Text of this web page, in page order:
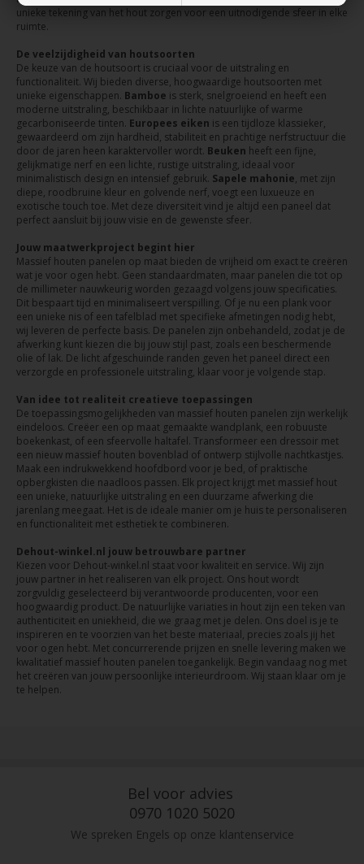
unieke tekening van het hout zorgen voor een uitnodigende sfeer in elke
ruimte.
De veelzijdigheid van houtsoorten
De keuze van de houtsoort is cruciaal voor de uitstraling en
functionaliteit. Wij bieden diverse, hoogwaardige houtsoorten met
unieke eigenschappen. Bamboe is sterk, snelgroeiend en heeft een
moderne uitstraling, beschikbaar in lichte natuurlijke of warme
gecarboniseerde tinten. Europees eiken is een tijdloze klassieker,
gewaardeerd om zijn hardheid, stabiliteit en prachtige nerfstructuur die
door de jaren heen karaktervoller wordt. Beuken heeft een fijne,
gelijkmatige nerf en een lichte, rustige uitstraling, ideaal voor
minimalistisch design en intensief gebruik. Sapele mahonie, met zijn
diepe, roodbruine kleur en golvende nerf, voegt een luxueuze en
exotische touch toe. Met deze diversiteit vind je altijd een paneel dat
perfect aansluit bij jouw visie en de gewenste sfeer.
Jouw maatwerkproject begint hier
Massief houten panelen op maat bieden de vrijheid om exact te creëren
wat je voor ogen hebt. Geen standaardmaten, maar panelen die tot op
de millimeter nauwkeurig worden gezaagd volgens jouw specificaties.
Dit bespaart tijd en minimaliseert verspilling. Of je nu een plank voor
een unieke nis of een tafelblad met specifieke afmetingen nodig hebt,
wij leveren de perfecte basis. De panelen zijn onbehandeld, zodat je de
afwerking kunt kiezen die bij jouw stijl past, zoals een beschermende
olie of lak. De licht afgeschuinde randen geven het paneel direct een
verzorgde en professionele uitstraling, klaar voor je volgende stap.
Van idee tot realiteit creatieve toepassingen
De toepassingsmogelijkheden van massief houten panelen zijn werkelijk
eindeloos. Creëer een op maat gemaakte wandplank, een robuuste
boekenkast, of een sfeervolle haltafel. Transformeer een dressoir met
een nieuw massief houten bovenblad of ontwerp stijlvolle nachtkastjes.
Maak een indrukwekkend hoofdbord voor je bed, of praktische
opbergkisten die naadloos passen. Elk project krijgt met massief hout
een unieke, natuurlijke uitstraling en een duurzame afwerking die
jarenlang meegaat. Het is de ideale manier om je huis te personaliseren
en functionaliteit met esthetiek te combineren.
Dehout-winkel.nl jouw betrouwbare partner
Kiezen voor Dehout-winkel.nl staat voor kwaliteit en service. Wij zijn
jouw partner in het realiseren van elk project. Ons hout wordt
zorgvuldig geselecteerd bij verantwoorde producenten, voor een
hoogwaardig product. De natuurlijke variaties in hout zijn een teken van
authenticiteit en uniekheid, die we graag met je delen. Ons doel is je te
inspireren en te voorzien van het beste materiaal, precies zoals jij het
voor ogen hebt. Met concurrerende prijzen en snelle levering maken we
kwalitatief massief houten panelen toegankelijk. Begin vandaag nog met
het creëren van jouw persoonlijke interieurdroom. Wij staan klaar om je
te helpen.
Bel voor advies
0970 1020 5020
We spreken Engels op onze klantenservice